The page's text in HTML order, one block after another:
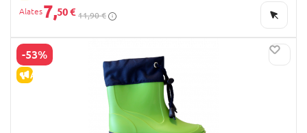
7,50 € 11,90 €
-53%
ALLAHINDLUS